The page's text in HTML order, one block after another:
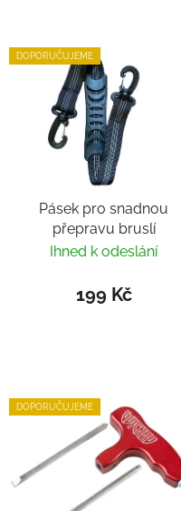
DOPORUČUJEME
Pásek pro snadnou
přepravu bruslí
Ihned k odeslání
199 Kč
DOPORUČUJEME